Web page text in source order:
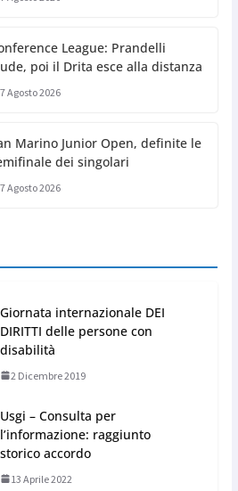
League: Prandelli
poi il Drita esce alla distanza
7 Agosto 2026
Marino Junior Open, definite le
dei singolari
7 Agosto 2026
Giornata internazionale DEI
DIRITTI delle persone con
disabilità
2 Dicembre 2019
Usgi – Consulta per
l’informazione: raggiunto
storico accordo
13 Aprile 2022